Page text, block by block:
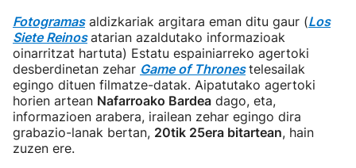
Fotogramasaldizkariak argitara eman ditu gaur (Los
Siete Reinos atarian azaldutako informazioak
oinarritzat hartuta) Estatu espainiarreko agertoki
desberdinetan zehar Game of Thrones telesailak
egingo dituen filmatze-datak. Aipatutako agertoki
horien artean Nafarroako Bardea dago, eta,
informazioen arabera, irailean zehar egingo dira
grabazio-lanak bertan, 20tik 25era bitartean, hain
zuzen ere.